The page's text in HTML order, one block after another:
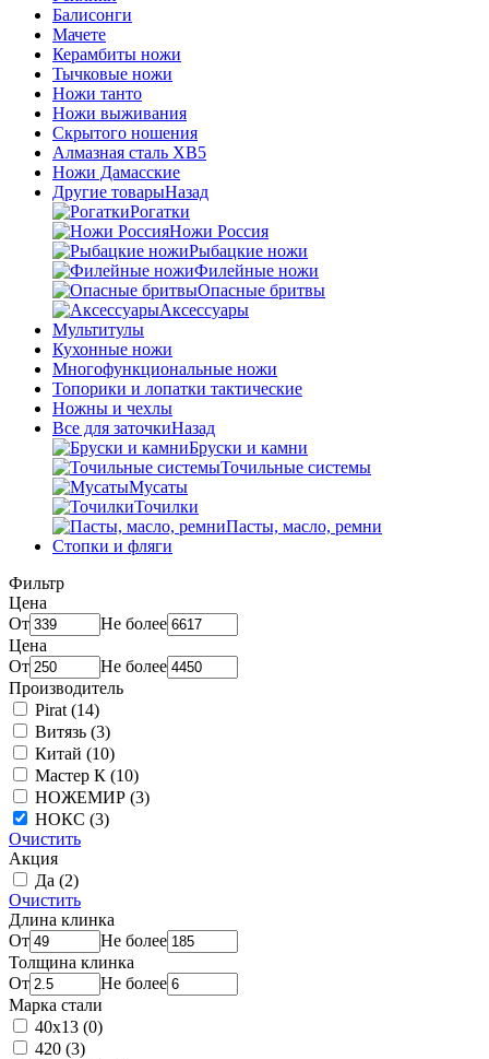
Балисонги
Мачете
Керамбиты ножи
Тычковые ножи
Ножи танто
Ножи выживания
Скрытого ношения
Алмазная сталь ХВ5
Ножи Дамасские
Другие товарыНазад
Рогатки
Ножи Россия
Рыбацкие ножи
Филейные ножи
Опасные бритвы
Аксессуары
Мультитулы
Кухонные ножи
Многофункциональные ножи
Топорики и лопатки тактические
Ножны и чехлы
Все для заточкиНазад
Бруски и камни
Точильные системы
Мусаты
Точилки
Пасты, масло, ремни
Стопки и фляги
Фильтр
Цена
От
Не более
Цена
От
Не более
Производитель
Pirat (14)
Витязь (3)
Китай (10)
Мастер К (10)
НОЖЕМИР (3)
НОКС (3)
Очистить
Акция
Да (2)
Очистить
Длина клинка
От
Не более
Толщина клинка
От
Не более
Марка стали
40х13 (0)
420 (3)